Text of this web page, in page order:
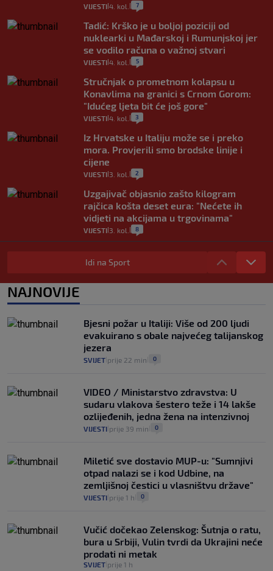
VIJESTI 4. kol. 7
Tadić: Krško je u boljoj poziciji od
nuklearki u Mađarskoj i Rumunjskoj jer
se vodilo računa o važnoj stvari
VIJESTI 4. kol. 5
Stručnjak o prometnom kolapsu u
Konavlima na granici s Crnom Gorom:
"Idućeg ljeta bit će još gore"
VIJESTI 4. kol. 3
Iz Hrvatske u Italiju može se i preko
mora. Provjerili smo brodske linije i
cijene
VIJESTI 3. kol. 2
Uzgajivač objasnio zašto kilogram
rajčica košta deset eura: "Nećete ih
vidjeti na akcijama u trgovinama"
VIJESTI 3. kol. 8
Selidba je jedno od stresnijih iskustava.
Evo aktualnih cijena i nekoliko savjeta
VIJESTI 2. kol. 0
automobilom na Hvar iz Zagreba, a
koliko iz Osijeka
VIJESTI 2. kol. 14
Idi na Sport
NAJNOVIJE
Bjesni požar u Italiji: Više od 200 ljudi
evakuirano s obale najvećeg talijanskog
jezera
SVIJET prije 22 min 0
VIDEO / Ministarstvo zdravstva: U
sudaru vlakova šestero teže i 14 lakše
ozlijeđenih, jedna žena na intenzivnoj
VIJESTI prije 39 min 0
Miletić sve dostavio MUP-u: "Sumnjivi
otpad nalazi se i kod Udbine, na
zemljišnoj čestici u vlasništvu države"
VIJESTI prije 1 h 0
Vučić dočekao Zelenskog: Šutnja o ratu,
bura u Srbiji, Vulin tvrdi da Ukrajini neće
prodati ni metak
SVIJET prije 1 h